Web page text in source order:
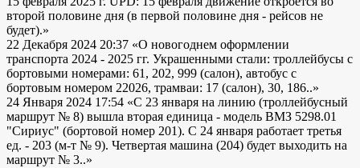
второй половине дня (в первой половине дня - рейсов не
будет).»
22 Декабря 2024 20:37 «О новогоднем оформлении
транспорта 2024 - 2025 гг. Украшенными стали: троллейбусы с
бортовыми номерами: 61, 202, 999 (салон), автобус с
бортовым номером 22026, трамваи: 17 (салон), 30, 186..»
24 Января 2024 17:54 «С 23 января на линию (троллейбусный
маршрут № 8) вышла вторая единица - модель ВМЗ 5298.01
"Сириус" (бортовой номер 201). С 24 января работает третья
ед. - 203 (м-т № 9). Четвертая машина (204) будет выходить на
маршрут № 3..»